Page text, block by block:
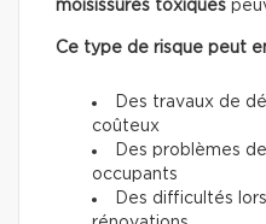
moisissures toxiques
Ce type de risque peut
Des travaux de
coûteux
Des problèmes
occupants
Des difficultés